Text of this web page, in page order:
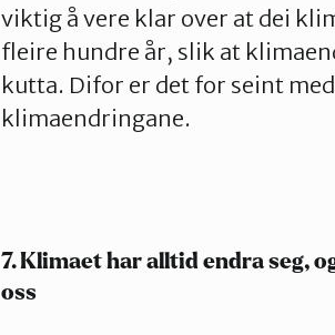
viktig å vere klar over at dei
fleire hundre år, slik at
kutta. Difor er det for seint
klimaendringane.
7. Klimaet har alltid endra seg,
oss